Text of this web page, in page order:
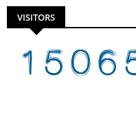
VISITORS